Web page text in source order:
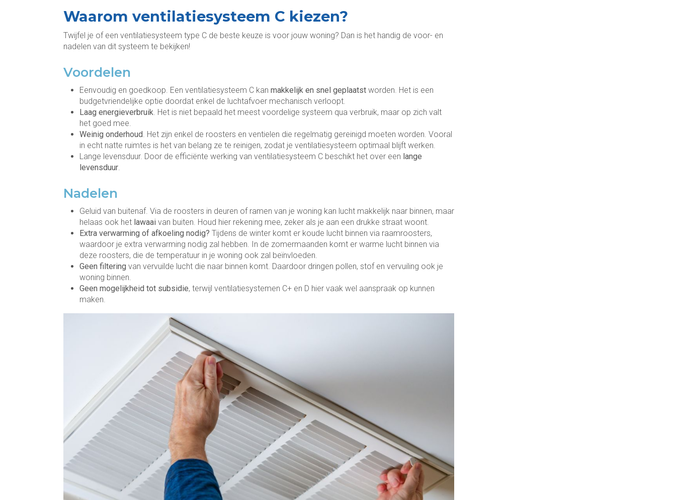
Waarom ventilatiesysteem C kiezen?
Twijfel je of een ventilatiesysteem type C de beste keuze is voor jouw woning? Dan is het handig de voor- en
nadelen van dit systeem te bekijken!
Voordelen
Eenvoudig en goedkoop. Een ventilatiesysteem C kan makkelijk en snel geplaatst worden. Het is een
budgetvriendelijke optie doordat enkel de luchtafvoer mechanisch verloopt.
Laag energieverbruik. Het is niet bepaald het meest voordelige systeem qua verbruik, maar op zich valt
het goed mee.
Weinig onderhoud. Het zijn enkel de roosters en ventielen die regelmatig gereinigd moeten worden. Vooral
in echt natte ruimtes is het van belang ze te reinigen, zodat je ventilatiesysteem optimaal blijft werken.
Lange levensduur. Door de efficiënte werking van ventilatiesysteem C beschikt het over een lange
levensduur.
Nadelen
Geluid van buitenaf. Via de roosters in deuren of ramen van je woning kan lucht makkelijk naar binnen, maar
helaas ook het lawaai van buiten. Houd hier rekening mee, zeker als je aan een drukke straat woont.
Extra verwarming of afkoeling nodig? Tijdens de winter komt er koude lucht binnen via raamroosters,
waardoor je extra verwarming nodig zal hebben. In de zomermaanden komt er warme lucht binnen via
deze roosters, die de temperatuur in je woning ook zal beïnvloeden.
Geen filtering van vervuilde lucht die naar binnen komt. Daardoor dringen pollen, stof en vervuiling ook je
woning binnen.
Geen mogelijkheid tot subsidie, terwijl ventilatiesystemen C+ en D hier vaak wel aanspraak op kunnen
maken.